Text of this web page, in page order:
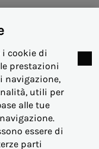
i cookie di
prestazioni
navigazione,
utili per
alle tue
essere di
parti